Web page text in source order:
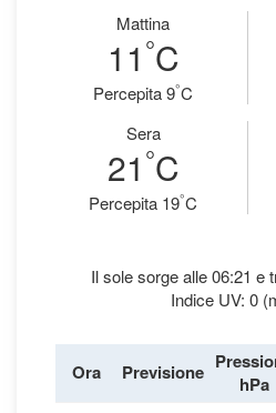
Mattina
11 °C
Percepita 9°C
Sera
21 °C
Percepita 19°C
Il sole sorge alle 06:21 e
Indice UV: 0
Ora Previsione
hPa